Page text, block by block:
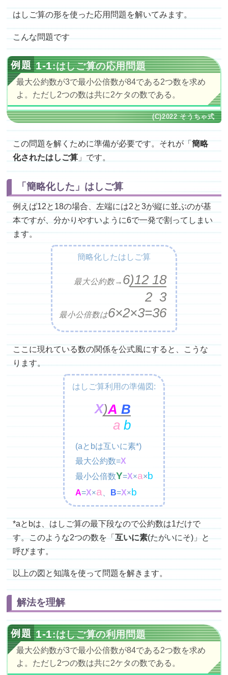
はしご算の形を使った応用問題を解いてみます。
こんな問題です
1-1:はしご算の応用問題
最大公約数が3で最小公倍数が84である2つ数を求め
よ。ただし2つの数は共に2ケタの数である。
この問題を解くために準備が必要です。それが「簡略
化されたはしご算」です。
「簡略化した」はしご算
例えば12と18の場合、左端には2と3が縦に並ぶのが基
本ですが、分かりやすいように6で一発で割ってしまい
ます。
簡略化したはしご算
最大公約数→ 6)1218
2 3
最小公倍数は6×2×3=36
ここに現れている数の関係を公式風にすると、こうな
ります。
はしご算利用の準備図:
X)A B
a b
(aとbは互いに素*)
最大公約数=X
最小公倍数Y=X×a×b
A=X×a B=X×b
*aとbは、はしご算の最下段なので公約数は1だけで
す。このような2つの数を「互いに素(たがいにそ)」と
呼びます。
以上の図と知識を使って問題を解きます。
解法を理解
1-1:はしご算の利用問題
最大公約数が3で最小公倍数が84である2つ数を求め
よ。ただし2つの数は共に2ケタの数である。